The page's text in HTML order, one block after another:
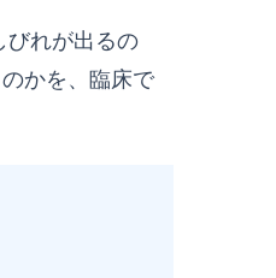
びれが出るの
かを、臨床で